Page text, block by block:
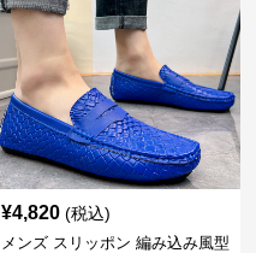
¥4,820 (税込)
メンズ スリッポン 編み込み風型